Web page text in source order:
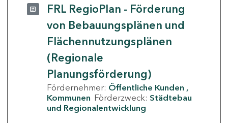
FRL RegioPlan - Förderung
von Bebauungsplänen und
Flächennutzungsplänen
(Regionale
Planungsförderung)
Fördernehmer: Öffentliche Kunden
Kommunen Förderzweck: Städtebau
und Regionalentwicklung